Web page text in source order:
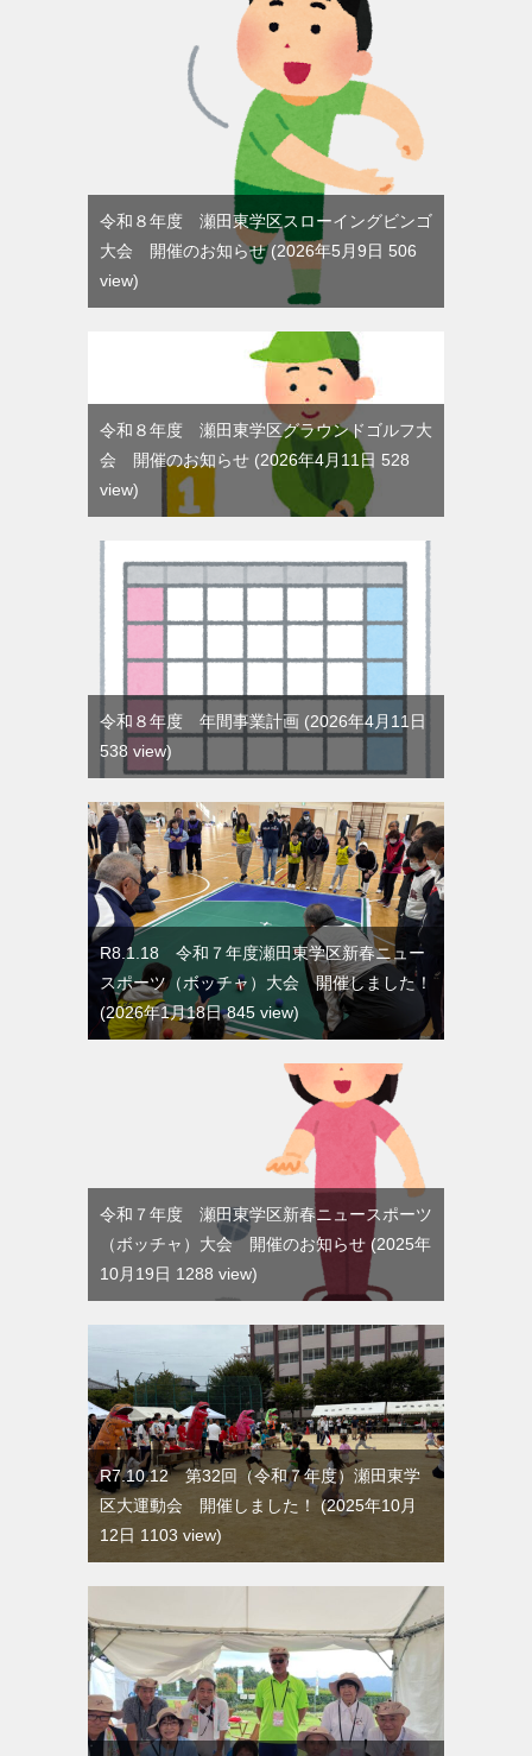
令和８年度 瀬田東学区スローイングビンゴ
大会 開催のお知らせ
2026年5月9日 506
view
令和８年度 瀬田東学区グラウンドゴルフ大
会 開催のお知らせ 2026年4月11日 528
view
令和８年度 年間事業計画 2026年4月11日
538 view
R8.1.18 令和７年度瀬田東学区新春ニュー
スポーツ（ボッチャ）大会 開催しました！
2026年1月18日 845 view
令和７年度 瀬田東学区新春ニュースポーツ
（ボッチャ）大会 開催のお知らせ 2025年
10月19日 1288 view
R7.10.12 第32回（令和７年度）瀬田東学
区大運動会 開催しました！
2025年10月
12日 1103 view